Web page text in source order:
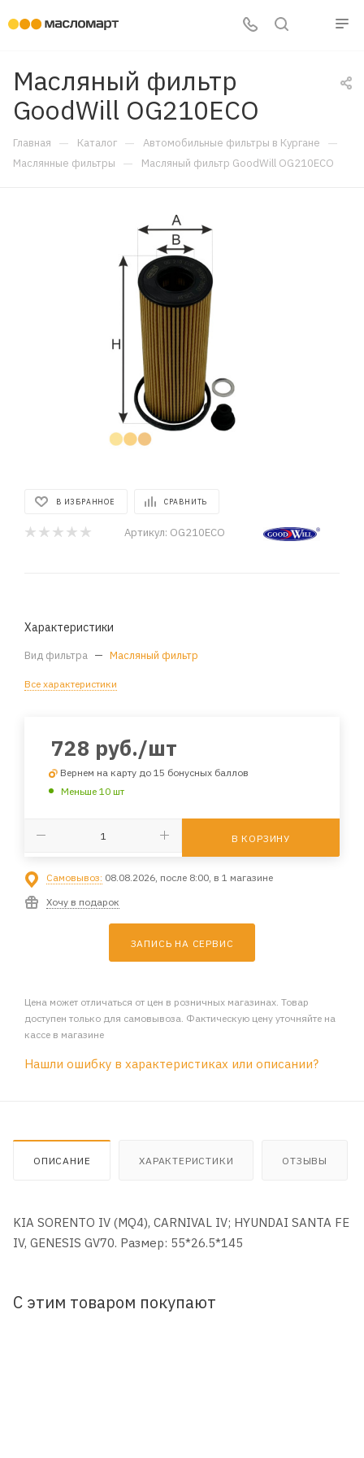
Масляный фильтр
GoodWill OG210ECO
Главная — Каталог — Автомобильные фильтры в Кургане —
Маслянные фильтры — Масляный фильтр GoodWill OG210ECO
В ИЗБРАННОЕ СРАВНИТЬ
Артикул: OG210ECO
Характеристики
Вид фильтра — Масляный фильтр
Все характеристики
728 руб./шт
Вернем на карту до 15 бонусных баллов
Меньше 10 шт
В КОРЗИНУ
Самовывоз: 08.08.2026, после 8:00, в 1 магазине
Хочу в подарок
ЗАПИСЬ НА СЕРВИС
Цена может отличаться от цен в розничных магазинах. Товар
доступен только для самовывоза. Фактическую цену уточняйте на
кассе в магазине
Нашли ошибку в характеристиках или описании?
ОПИСАНИЕ ХАРАКТЕРИСТИКИ ОТЗЫВЫ
KIA SORENTO IV (MQ4), CARNIVAL IV; HYUNDAI SANTA FE
IV, GENESIS GV70. Размер: 55*26.5*145
С этим товаром покупают